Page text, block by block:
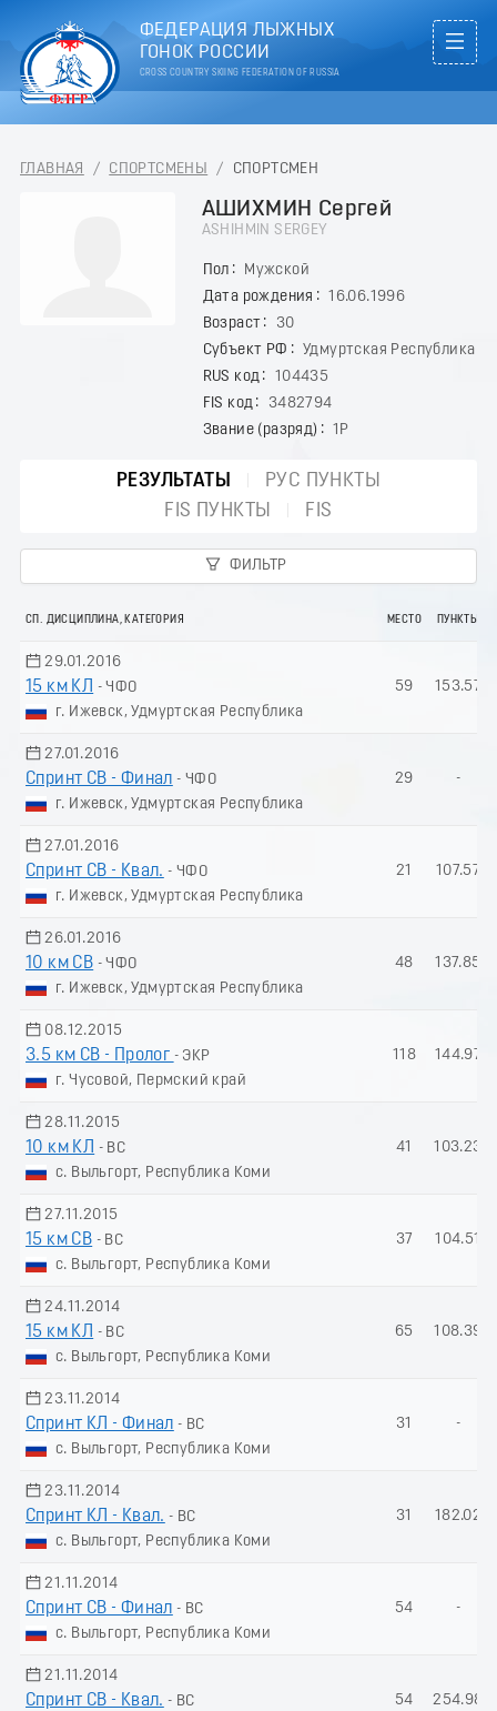
ФЕДЕРАЦИЯ ЛЫЖНЫХ
ГОНОК РОССИИ
CROSS COUNTRY SKIING FEDERATION OF RUSSIA
ГЛАВНАЯ / СПОРТСМЕНЫ / СПОРТСМЕН
АШИХМИН Сергей
ASHIHMIN SERGEY
Пол
Мужской
Дата рождения
16.06.1996
Возраст
30
Субъект РФ
Удмуртская Республика
RUS код
104435
FIS код
3482794
Звание (разряд)
1Р
РЕЗУЛЬТАТЫ
РУС ПУНКТЫ
FIS ПУНКТЫ
FIS
ФИЛЬТР
СП. ДИСЦИПЛИНА, КАТЕГОРИЯ МЕСТО ПУНКТЫ
29.01.2016
15 км КЛ
- ЧФО
г. Ижевск, Удмуртская Республика
59 153.57
27.01.2016
Спринт СВ - Финал - ЧФО
г. Ижевск, Удмуртская Республика
29 -
27.01.2016
Спринт СВ - Квал. - ЧФО
г. Ижевск, Удмуртская Республика
21 107.57
26.01.2016
10 км СВ - ЧФО
г. Ижевск, Удмуртская Республика
48 137.85
08.12.2015
3.5 км СВ - Пролог - ЭКР
г. Чусовой, Пермский край
118 144.97
28.11.2015
10 км КЛ
- ВС
с. Выльгорт, Республика Коми
41 103.23
27.11.2015
15 км СВ - ВС
с. Выльгорт, Республика Коми
37 104.51
24.11.2014
15 км КЛ
- ВС
с. Выльгорт, Республика Коми
65 108.39
23.11.2014
Спринт КЛ - Финал - ВС
с. Выльгорт, Республика Коми
31 -
23.11.2014
Спринт КЛ - Квал. - ВС
с. Выльгорт, Республика Коми
31 182.02
21.11.2014
Спринт СВ - Финал - ВС
с. Выльгорт, Республика Коми
54 -
21.11.2014
Спринт СВ - Квал. - ВС
54 254.98